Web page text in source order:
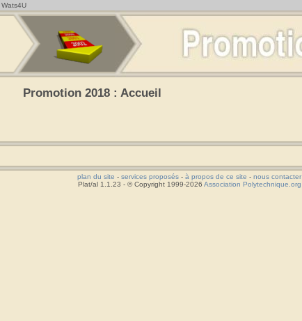
Wats4U
Promotion 2018 : Accueil
plan du site - services proposés - à propos de ce site - nous contacter
Plat/al 1.1.23 - © Copyright 1999-2026 Association Polytechnique.org